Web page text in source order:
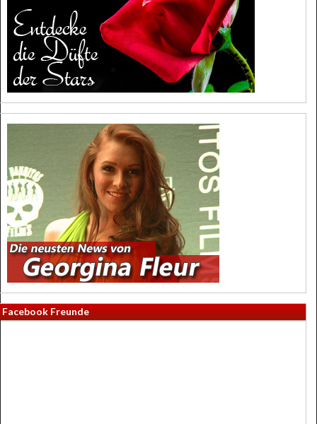
Facebook Freunde